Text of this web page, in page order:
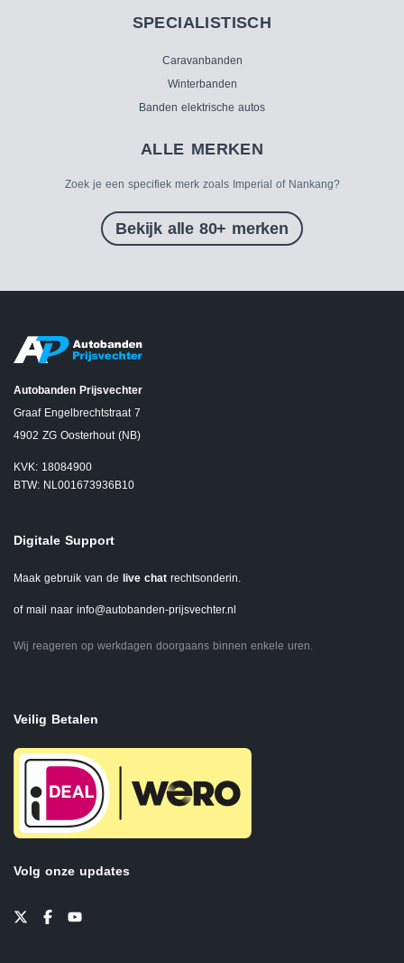
SPECIALISTISCH
Caravanbanden
Winterbanden
Banden elektrische autos
ALLE MERKEN
Zoek je een specifiek merk zoals Imperial of Nankang?
Bekijk alle 80+ merken
Autobanden Prijsvechter
Graaf Engelbrechtstraat 7
4902 ZG Oosterhout (NB)
KVK: 18084900
BTW: NL001673936B10
Digitale Support
Maak gebruik van de live chat rechtsonderin.
of mail naar info@autobanden-prijsvechter.nl
Wij reageren op werkdagen doorgaans binnen enkele uren.
Veilig Betalen
Volg onze updates